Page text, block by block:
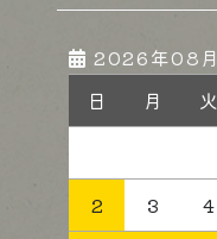
2026年08月
日
月 火
2
3 4